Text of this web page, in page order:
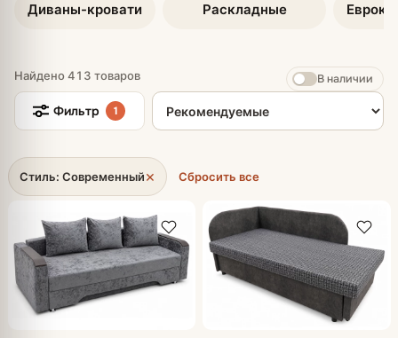
Диваны-кровати Раскладные
Найдено 413 товаров В наличии
Фильтр 1
Сортировка товаров
Стиль: Современный× Сбросить все